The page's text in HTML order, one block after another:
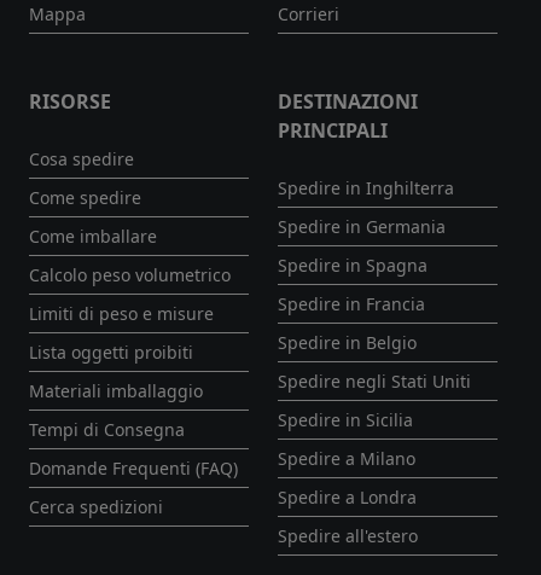
Mappa
Corrieri
RISORSE
Cosa spedire
Come spedire
Come imballare
Calcolo peso volumetrico
Limiti di peso e misure
Lista oggetti proibiti
Materiali imballaggio
Tempi di Consegna
Domande Frequenti (FAQ)
Cerca spedizioni
DESTINAZIONI
PRINCIPALI
Spedire in Inghilterra
Spedire in Germania
Spedire in Spagna
Spedire in Francia
Spedire in Belgio
Spedire negli Stati Uniti
Spedire in Sicilia
Spedire a Milano
Spedire a Londra
Spedire all'estero